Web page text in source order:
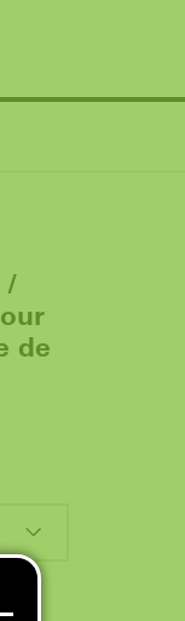
/
de